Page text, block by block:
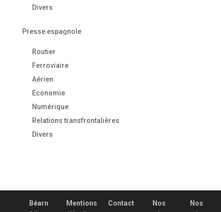
Divers
Presse espagnole
Routier
Ferroviaire
Aérien
Economie
Numérique
Relations transfrontalières
Divers
Béarn
Mentions
Contact
Nos
Nos